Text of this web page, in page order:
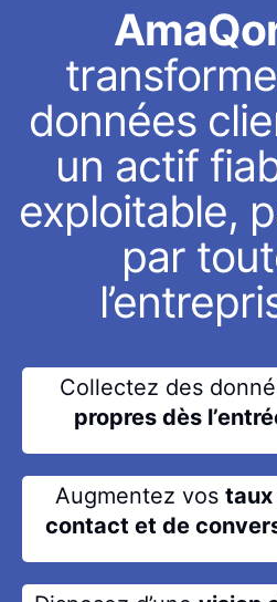
données
un actif
exploitable,
par
Collectez des
propres dès
Augmentez vos taux
contact et de